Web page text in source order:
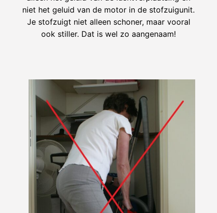
niet het geluid van de motor in de stofzuigunit.
Je stofzuigt niet alleen schoner, maar vooral
ook stiller. Dat is wel zo aangenaam!